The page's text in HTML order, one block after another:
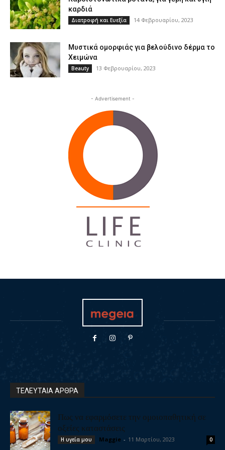
καρδιά
Διατροφή και Ευεξία 14 Φεβρουαρίου, 2023
Μυστικά ομορφιάς για βελούδινο δέρμα το
Χειμώνα
Beauty 13 Φεβρουαρίου, 2023
- Advertisement -
ΤΕΛΕΥΤΑΙΑ ΑΡΘΡΑ
Πως να εφαρμόσετε την ομοιοπαθητική σε
οξείες καταστάσεις
Η υγεία μου Maggie - 11 Μαρτίου, 2023 0